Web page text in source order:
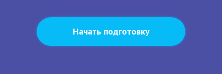
Начать подготовку